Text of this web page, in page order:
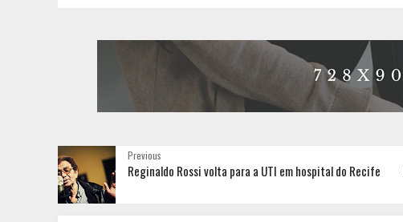
Previous
Reginaldo Rossi volta para a UTI em hospital do Recife